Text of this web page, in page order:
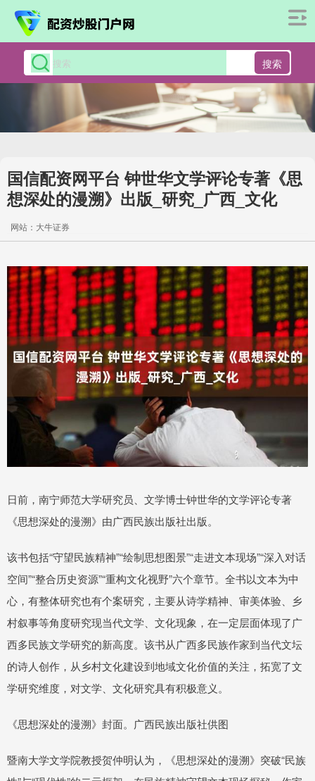
搜索
国信配资网平台 钟世华文学评论专著《思
想深处的漫溯》出版_研究_广西_文化
网站：大牛证券
日前，南宁师范大学研究员、文学博士钟世华的文学评论专著
《思想深处的漫溯》由广西民族出版社出版。
该书包括“守望民族精神”“绘制思想图景”“走进文本现场”“深入对话
空间”“整合历史资源”“重构文化视野”六个章节。全书以文本为中
心，有整体研究也有个案研究，主要从诗学精神、审美体验、乡
村叙事等角度研究现当代文学、文化现象，在一定层面体现了广
西多民族文学研究的新高度。该书从广西多民族作家到当代文坛
的诗人创作，从乡村文化建设到地域文化价值的关注，拓宽了文
学研究维度，对文学、文化研究具有积极意义。
《思想深处的漫溯》封面。广西民族出版社供图
暨南大学文学院教授贺仲明认为，《思想深处的漫溯》突破“民族